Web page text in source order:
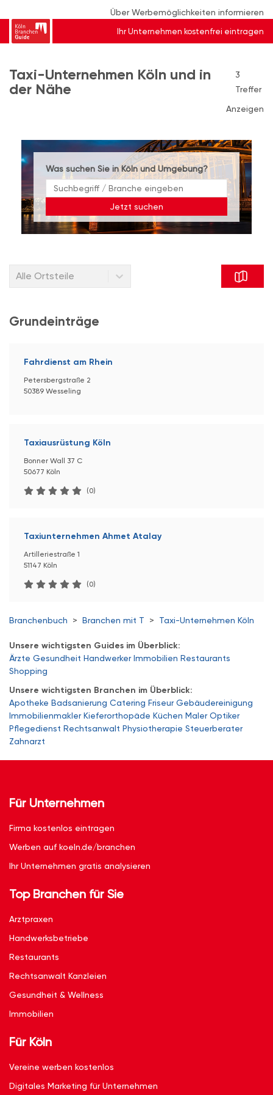
Über Werbemöglichkeiten informieren
Ihr Unternehmen kostenfrei eintragen
Taxi-Unternehmen Köln und in
der Nähe
3
Treffer
Anzeigen
Was suchen Sie in Köln und Umgebung?
Jetzt suchen
Alle Ortsteile
Grundeinträge
Fahrdienst am Rhein
Petersbergstraße 2
50389 Wesseling
Taxiausrüstung Köln
Bonner Wall 37 C
50677 Köln
(0)
Taxiunternehmen Ahmet Atalay
Artilleriestraße 1
51147 Köln
(0)
Branchenbuch > Branchen mit T > Taxi-Unternehmen Köln
Unsere wichtigsten Guides im Überblick:
Ärzte Gesundheit Handwerker Immobilien Restaurants
Shopping
Unsere wichtigsten Branchen im Überblick:
Apotheke Badsanierung Catering Friseur Gebäudereinigung
Immobilienmakler Kieferorthopäde Küchen Maler Optiker
Pflegedienst Rechtsanwalt Physiotherapie Steuerberater
Zahnarzt
Für Unternehmen
Firma kostenlos eintragen
Werben auf koeln.de/branchen
Ihr Unternehmen gratis analysieren
Top Branchen für Sie
Arztpraxen
Handwerksbetriebe
Restaurants
Rechtsanwalt Kanzleien
Gesundheit & Wellness
Immobilien
Für Köln
Vereine werben kostenlos
Digitales Marketing für Unternehmen